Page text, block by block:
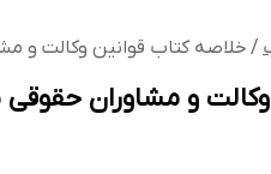
/ خلاصه کتاب قوانین وکالت و
و مشاوران